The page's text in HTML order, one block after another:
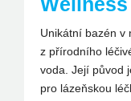
Unikátní bazén v
z přírodního
voda. Její původ
pro lázeňskou